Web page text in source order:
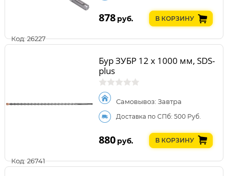
Код: 26227
878 руб. В КОРЗИНУ
Код: 26741
Бур ЗУБР 12 x 1000 мм, SDS-
plus
Самовывоз: Завтра
Доставка по СПб: 500 Руб.
880 руб. В КОРЗИНУ